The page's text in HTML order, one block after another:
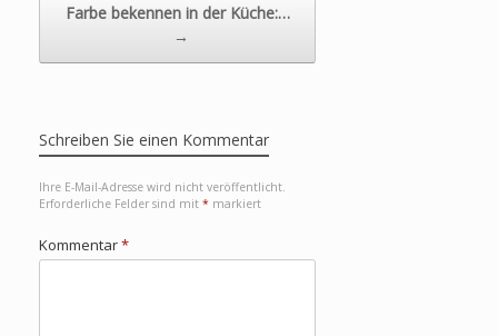
Farbe bekennen in der Küche:…
→
Schreiben Sie einen Kommentar
Ihre E-Mail-Adresse wird nicht veröffentlicht.
Erforderliche Felder sind mit * markiert
Kommentar*